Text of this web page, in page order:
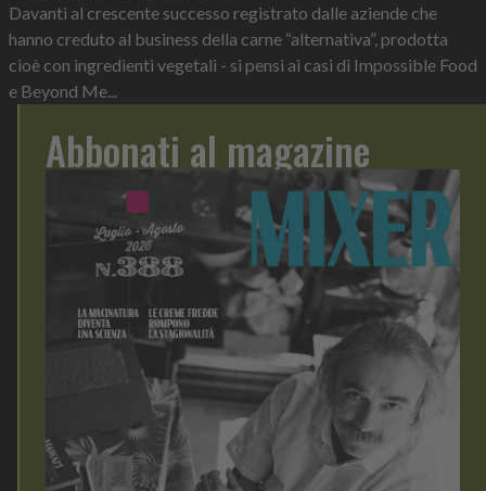
Davanti al crescente successo registrato dalle aziende che
hanno creduto al business della carne “alternativa”, prodotta
cioè con ingredienti vegetali - si pensi ai casi di Impossible Food
e Beyond Me...
Abbonati al magazine